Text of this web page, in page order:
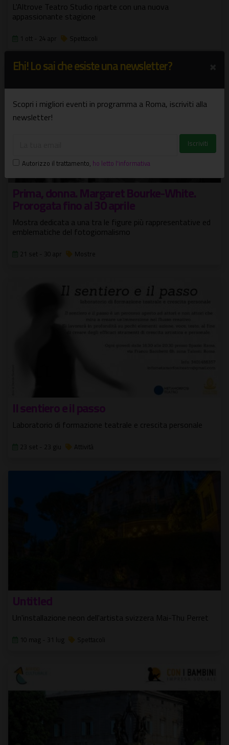
L'Altrove Teatro Studio riparte con una nuova
appassionante stagione
1 ott - 24 apr Spettacoli
Prima, donna. Margaret Bourke-White.
Prorogata fino al 30 aprile
Mostra dedicata a una tra le figure più rappresentative ed
emblematiche del fotogiornalismo
21 set - 30 apr Mostre
Il sentiero e il passo
Laboratorio di formazione teatrale e crescita personale
23 set - 23 giu Attività
Untitled
Un'installazione neon dell'artista svizzera Mai-Thu Perret
10 mag - 31 lug Spettacoli
Ehi! Lo sai che esiste una newsletter?
Scopri i migliori eventi in programma a Roma, iscriviti alla
newsletter!
Autorizzo il trattamento, ho letto l'informativa